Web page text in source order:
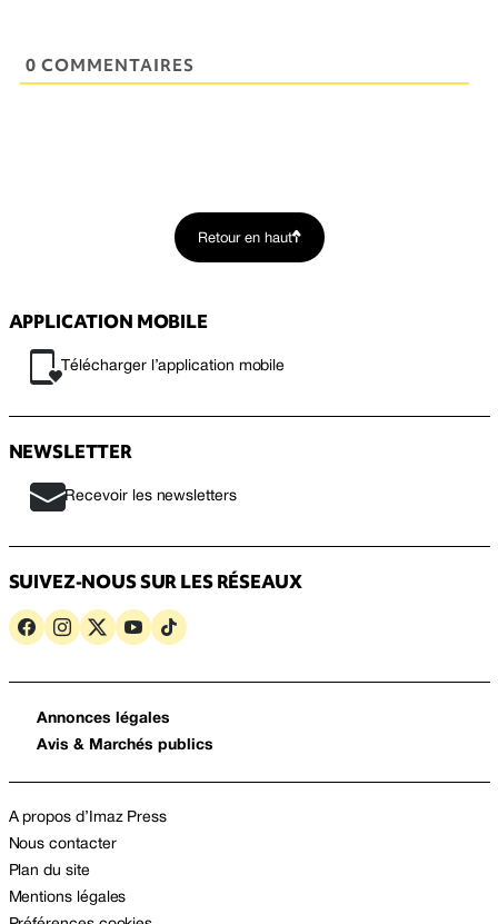
0 COMMENTAIRES
Retour en haut
APPLICATION MOBILE
Télécharger l’application mobile
NEWSLETTER
Recevoir les newsletters
SUIVEZ-NOUS SUR LES RÉSEAUX
Annonces légales
Avis & Marchés publics
A propos d’Imaz Press
Nous contacter
Plan du site
Mentions légales